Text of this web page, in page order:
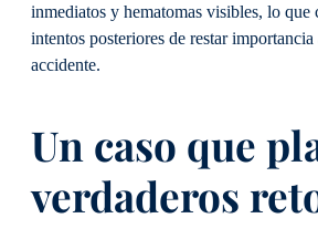
inmediatos y hematomas visibles, lo que
intentos posteriores de restar
accidente.
Un caso que
verdaderos